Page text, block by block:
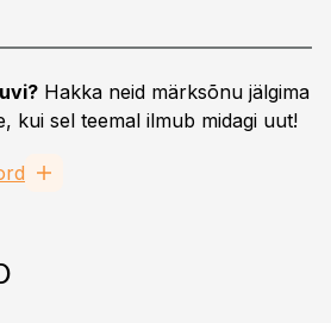
Hakka neid märksõnu jälgima
kui sel teemal ilmub midagi uut!